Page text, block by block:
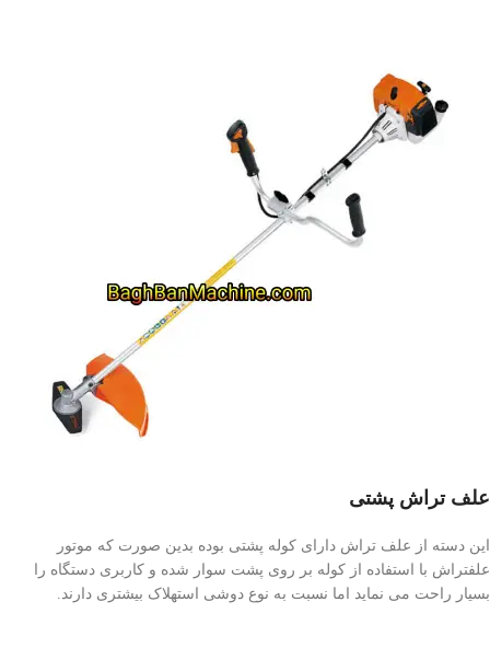
علف تراش پشتی
این دسته از علف تراش دارای کوله پشتی بوده بدین صورت که موتور
علفتراش با استفاده از کوله بر روی پشت سوار شده و کاربری دستگاه را
بسیار راحت می نماید اما نسبت به نوع دوشی استهلاک بیشتری دارند.